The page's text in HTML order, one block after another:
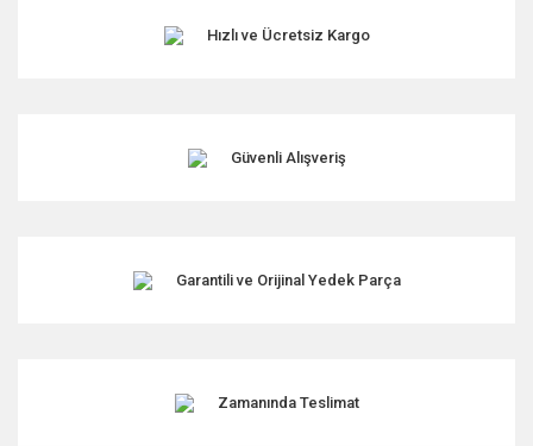
Ürün resmi kalitesiz, bozuk veya görüntülenemiyor.
Ürün fiyatı diğer sitelerden daha pahalı.
Hızlı ve Ücretsiz Kargo
Güvenli Alışveriş
Garantili ve Orijinal Yedek Parça
Zamanında Teslimat